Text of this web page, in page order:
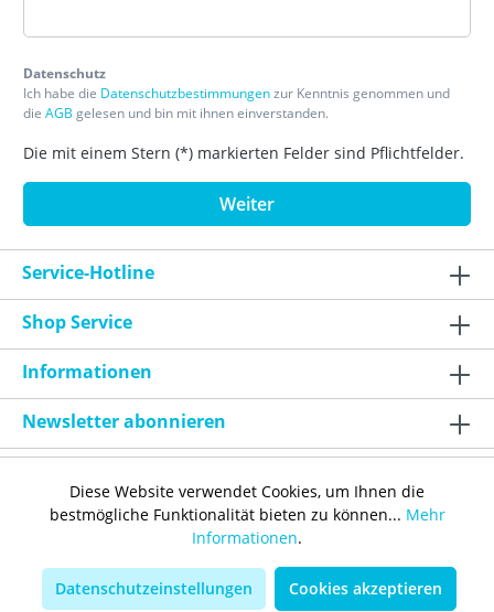
Datenschutz
Ich habe die Datenschutzbestimmungenzur Kenntnis genommen und
die AGB gelesen und bin mit ihnen einverstanden.
Die mit einem Stern (*) markierten Felder sind Pflichtfelder.
Weiter
Service-Hotline
Shop Service
Informationen
Newsletter abonnieren
Bestellung widerrufen
Diese Website verwendet Cookies, um Ihnen die
bestmögliche Funktionalität bieten zu können... Mehr
Informationen.
Datenschutzeinstellungen Cookies akzeptieren